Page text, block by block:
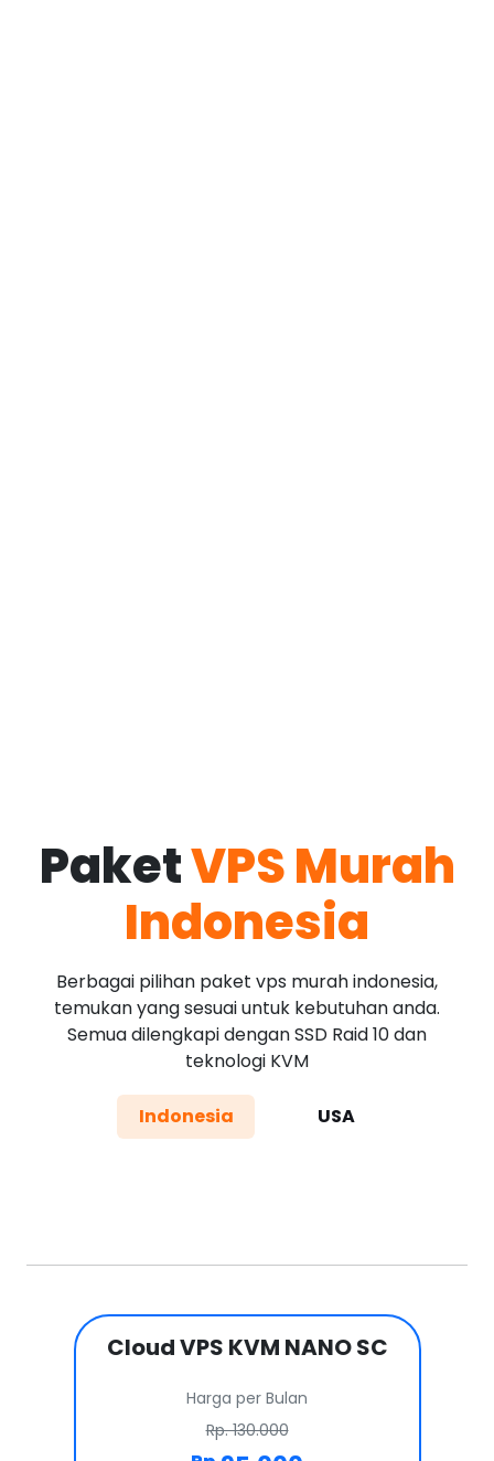
PaketVPS Murah
Indonesia
Berbagai pilihan paket vps murah indonesia,
temukan yang sesuai untuk kebutuhan anda.
Semua dilengkapi dengan SSD Raid 10 dan
teknologi KVM
Indonesia USA
Cloud VPS KVM NANO SC
Harga per Bulan
Rp. 130.000